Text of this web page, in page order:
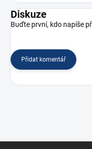
Diskuze
Buďte první, kdo napíše
Přidat komentář